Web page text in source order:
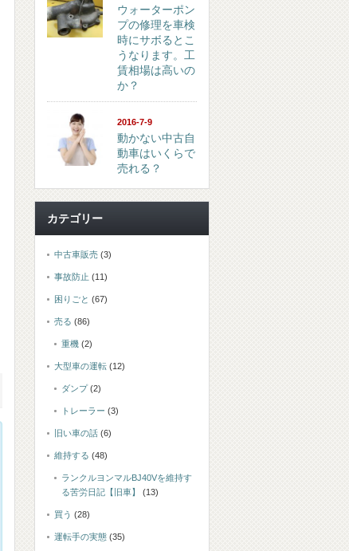
ウォーターポン
プの修理を車検
時にサボるとこ
うなります。工
賃相場は高いの
か？
2016-7-9
動かない中古自
動車はいくらで
売れる？
カテゴリー
中古車販売 (3)
事故防止 (11)
困りごと (67)
売る (86)
重機 (2)
大型車の運転 (12)
ダンプ (2)
トレーラー (3)
旧い車の話 (6)
維持する (48)
ランクルヨンマルBJ40Vを維持す
る苦労日記【旧車】
(13)
買う (28)
運転手の実態 (35)